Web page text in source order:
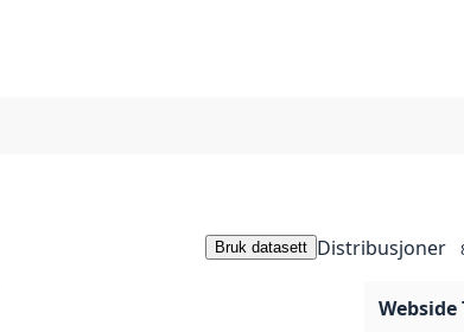
Bruk datasett Distribusjoner
Webside